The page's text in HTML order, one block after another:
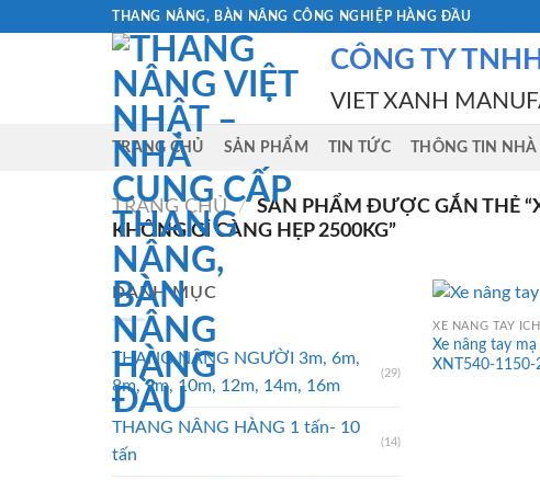
THANG NÂNG, BÀN NÂNG CÔNG NGHIỆP HÀNG ĐẦU
CÔNG TY
VIET XANH
TRANG CHỦ SẢN PHẨM TIN TỨC THÔNG TIN NHÀ
TRANG CHỦ / SẢN PHẨM ĐƯỢC GẮN THẺ
KHÔNG GỈ CÀNG HẸP 2500KG”
DANH MỤC
THANG NÂNG NGƯỜI 3m, 6m,
8m, 9m, 10m, 12m, 14m, 16m
(29)
THANG NÂNG HÀNG 1 tấn- 10
tấn
(14)
XE NÂNG TAY
Xe nâng tay
XNT540-1150-